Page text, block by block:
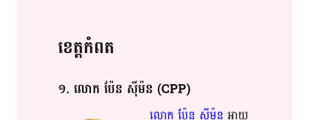
ខេត្ត​​កំពត​​
១​. លោក​ ប៉ែន​ ស៊ី​ម៉ន​​ (CPP)
លោក​ ប៉ែន​ ស៊ី​ម៉ន​អាយុ​​